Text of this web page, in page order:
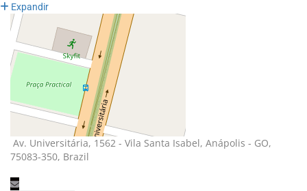
Expandir
Av. Universitária, 1562 - Vila Santa Isabel, Anápolis - GO,
75083-350, Brazil